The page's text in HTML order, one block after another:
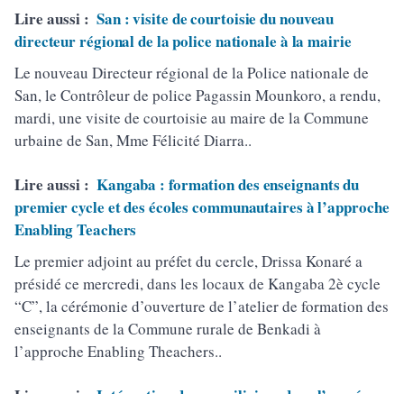
Lire aussi : San : visite de courtoisie du nouveau
directeur régional de la police nationale à la mairie
Le nouveau Directeur régional de la Police nationale de
San, le Contrôleur de police Pagassin Mounkoro, a rendu,
mardi, une visite de courtoisie au maire de la Commune
urbaine de San, Mme Félicité Diarra..
Lire aussi : Kangaba : formation des enseignants du
premier cycle et des écoles communautaires à l’approche
Enabling Teachers
Le premier adjoint au préfet du cercle, Drissa Konaré a
présidé ce mercredi, dans les locaux de Kangaba 2è cycle
“C”, la cérémonie d’ouverture de l’atelier de formation des
enseignants de la Commune rurale de Benkadi à
l’approche Enabling Theachers..